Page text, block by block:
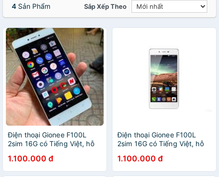
4 Sản Phẩm Sắp Xếp Theo
Điện thoại Gionee F100L
2sim 16G có Tiếng Việt, hỗ
1.100.000 đ
Điện thoại Gionee F100L
2sim 16G có Tiếng Việt, hỗ
1.100.000 đ